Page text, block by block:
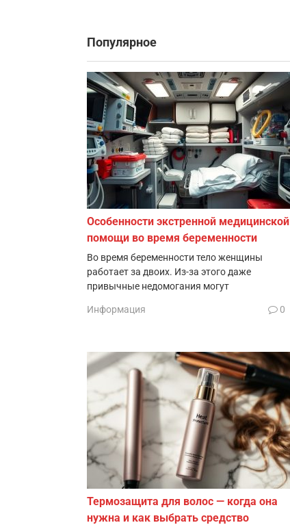
Популярное
Особенности экстренной медицинской
помощи во время беременности
Во время беременности тело женщины
работает за двоих. Из-за этого даже
привычные недомогания могут
Информация 0
Термозащита для волос — когда она
нужна и как выбрать средство